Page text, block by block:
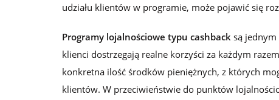
udziału klientów w programie, może pojawić się
Programy lojalnościowe typu cashback są
klienci dostrzegają realne korzyści za każdym
konkretna ilość środków pieniężnych, z których
klientów. W przeciwieństwie do punktów